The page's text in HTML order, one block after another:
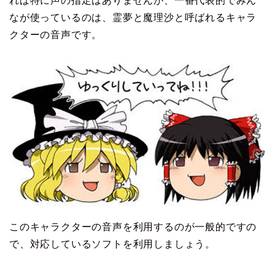
なが使っているのは、霊夢と魔理沙と呼ばれるキャラ
クターの音声です。
このキャラクターの音声を利用するのが一般的ですの
で、対応しているソフトを利用しましょう。